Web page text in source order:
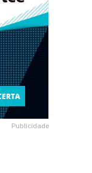
Publicidade